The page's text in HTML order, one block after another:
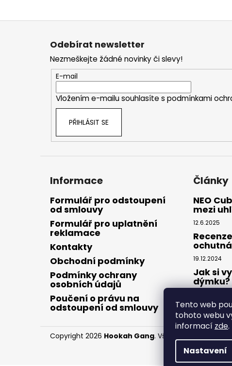
Tento web
tohoto webu
informací zde.
Nastavení
Z
Odebírat newsletter
Nezmeškejte žádné novinky či slevy!
E-mail
Vložením e-mailu souhlasíte s podmínkami
PŘIHLÁSIT SE
Informace
Formulář pro odstoupení
od smlouvy
Formulář pro uplatnění
reklamace
Kontakty
Obchodní podmínky
Podmínky ochrany
osobních údajů
Poučení o právu na
odstoupení od smlouvy
Články
NEO
mezi
12.6.2025
19.12.2024
Jak si
dýmku?
Copyright 2026 Hookah Gang. Všechna práva